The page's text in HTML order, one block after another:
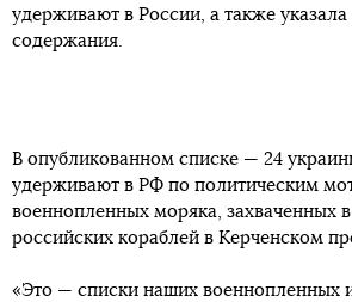
удерживают в России, а также указала
содержания.
В опубликованном списке — 24
удерживают в РФ по политическим
военнопленных моряка, захваченных в
российских кораблей в Керченском
«Это — списки наших военнопленных